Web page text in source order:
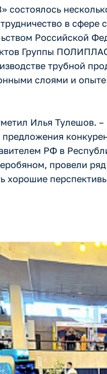
состоялось
в сфере
Российской
Группы
трубной
слоями и
Илья Тулешов.
РФ в
провели ряд